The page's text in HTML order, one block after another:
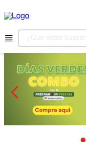
1. Motocicleta
. Celulares
3. Refrigeradora
4. Televisor